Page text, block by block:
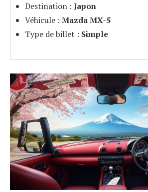
Destination : Japon
Véhicule : Mazda MX-5
Type de billet : Simple